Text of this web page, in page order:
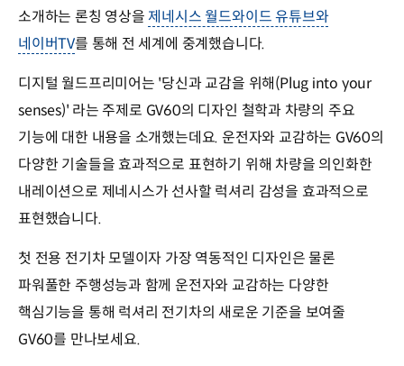
소개하는 론칭 영상을제네시스 월드와이드 유튜브와
네이버TV를 통해 전 세계에 중계했습니다.
디지털 월드프리미어는 '당신과 교감을 위해(Plug into your
senses)' 라는 주제로 GV60의 디자인 철학과 차량의 주요
기능에 대한 내용을 소개했는데요. 운전자와 교감하는 GV60의
다양한 기술들을 효과적으로 표현하기 위해 차량을 의인화한
내레이션으로 제네시스가 선사할 럭셔리 감성을 효과적으로
표현했습니다.
첫 전용 전기차 모델이자 가장 역동적인 디자인은 물론
파워풀한 주행성능과 함께 운전자와 교감하는 다양한
핵심기능을 통해 럭셔리 전기차의 새로운 기준을 보여줄
GV60를 만나보세요.